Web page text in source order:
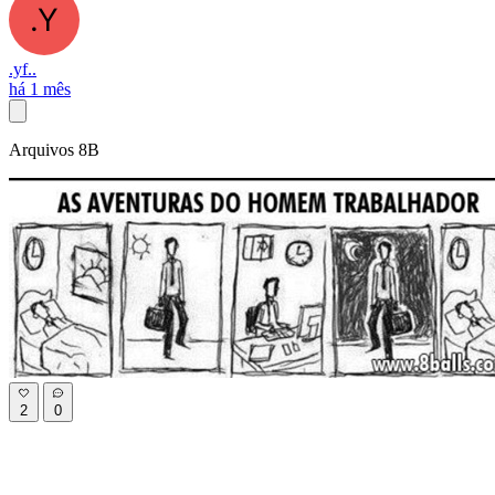
.yf..
há 1 mês
Arquivos 8B
2 0